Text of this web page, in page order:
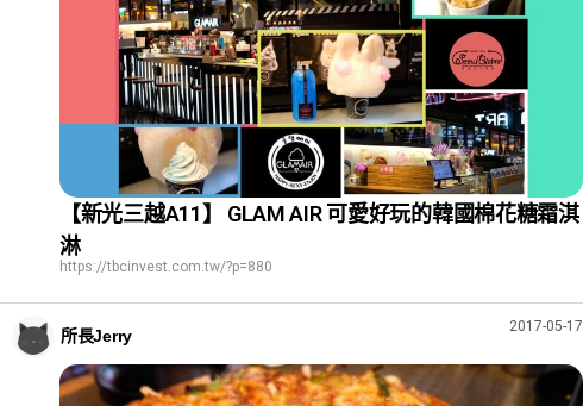
【新光三越A11】 GLAM AIR 可愛好玩的韓國棉花糖霜淇
淋
https://tbcinvest.com.tw/?p=880
所長Jerry
2017-05-17